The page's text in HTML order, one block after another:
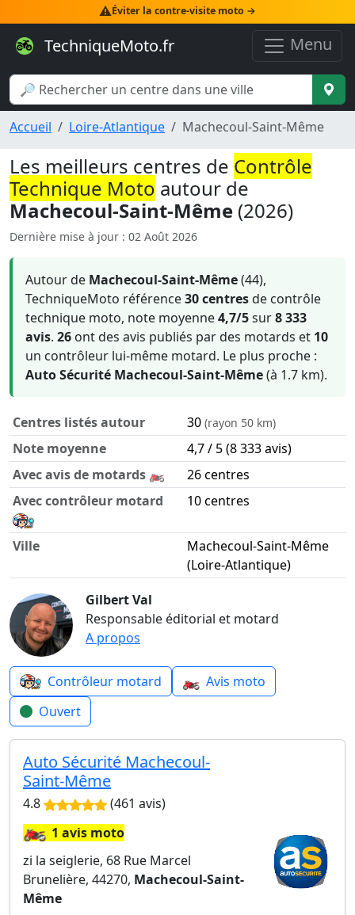
⚠️Éviter la contre-visite moto →
TechniqueMoto.fr Menu
Accueil Loire-Atlantique Machecoul-Saint-Même
Les meilleurs centres de Contrôle
Technique Moto autour de
Machecoul-Saint-Même (2026)
Dernière mise à jour : 02 Août 2026
Autour de Machecoul-Saint-Même(44),
TechniqueMoto référence30 centresde contrôle
technique moto, note moyenne4,7/5sur8 333
avis. 26 ont des avis publiés par des motards et 10
un contrôleur lui-même motard. Le plus proche :
Auto Sécurité Machecoul-Saint-Même(à 1.7 km).
Centres listés autour 30 (rayon 50 km)
Note moyenne
4,7 / 5 (8 333 avis)
Avec avis de motards 🏍️
26 centres
Avec contrôleur motard
10 centres
Ville
Machecoul-Saint-Même
(Loire-Atlantique)
Gilbert Val
Responsable éditorial et motard
A propos
Contrôleur motard 🏍️ Avis moto
Ouvert
Auto Sécurité Machecoul-
Saint-Même
4.8 (461 avis)
🏍️1 avis moto
zi la seiglerie, 68 Rue Marcel
Brunelière, 44270, Machecoul-Saint-
Même